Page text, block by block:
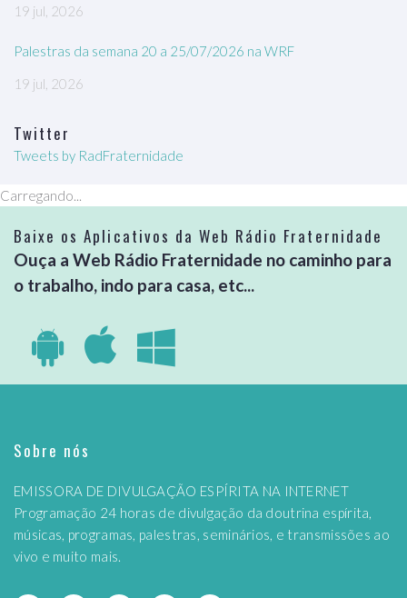
19 jul, 2026
Palestras da semana 20 a 25/07/2026 na WRF
19 jul, 2026
Twitter
Tweets by RadFraternidade
Carregando...
Baixe os Aplicativos da Web Rádio Fraternidade
Ouça a Web Rádio Fraternidade no caminho para
o trabalho, indo para casa, etc...
Sobre nós
EMISSORA DE DIVULGAÇÃO ESPÍRITA NA INTERNET
Programação 24 horas de divulgação da doutrina espírita,
músicas, programas, palestras, seminários, e transmissões ao
vivo e muito mais.